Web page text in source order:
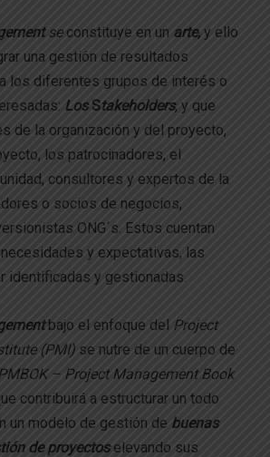
seconstituye en un arte,y ello
una gestión de resultados
los diferentes grupos de interés o
Los Stakeholders, y que
de la organización y del proyecto,
los patrocinadores, el
consultores y expertos de la
o socios de negocios,
ONG´s. Estos cuentan
y expectativas, las
identificadas y gestionadas.
bajo el enfoque del Project
(PMI) se nutre de un cuerpo de
– Project Management Book
contribuirá a estructurar un todo
un modelo de gestión de buenas
de proyectoselevando sus